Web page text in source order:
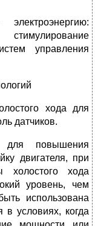
управления
хода для
датчиков.
для повышения
двигателя, при
холостого хода
уровень, чем
использована
в условиях, когда